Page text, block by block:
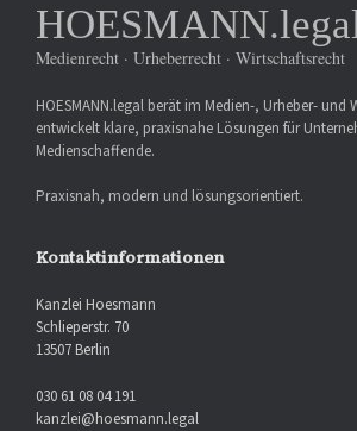
Medienrecht · Urheberrecht · Wirtschaftsrecht
HOESMANN.legal berät im Medien-, Urheber- und
entwickelt klare, praxisnahe Lösungen für
Medienschaffende.
Praxisnah, modern und lösungsorientiert.
Kontaktinformationen
Kanzlei Hoesmann
Schlieperstr. 70
13507 Berlin
030 61 08 04 191
kanzlei@hoesmann.legal